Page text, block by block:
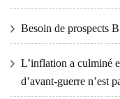
Besoin de prospects
L’inflation a culminé
d’avant-guerre n’est